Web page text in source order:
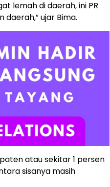
lemah di daerah, ini PR
ujar Bima.
atau sekitar 1 persen
sisanya masih